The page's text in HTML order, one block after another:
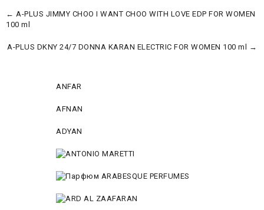
← A-PLUS JIMMY CHOO I WANT CHOO WITH LOVE EDP FOR WOMEN
100 ml
A-PLUS DKNY 24/7 DONNA KARAN ELECTRIC FOR WOMEN 100 ml →
ANFAR
AFNAN
ADYAN